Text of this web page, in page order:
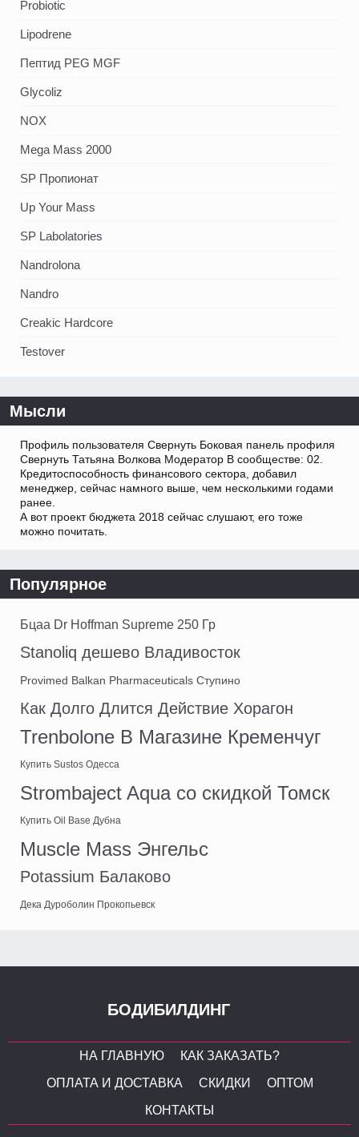
Probiotic
Lipodrene
Пептид PEG MGF
Glycoliz
NOX
Mega Mass 2000
SP Пропионат
Up Your Mass
SP Labolatories
Nandrolona
Nandro
Creakic Hardcore
Testover
Мысли
Профиль пользователя Свернуть Боковая панель профиля
Свернуть Татьяна Волкова Модератор В сообществе: 02.
Кредитоспособность финансового сектора, добавил
менеджер, сейчас намного выше, чем несколькими годами
ранее.
А вот проект бюджета 2018 сейчас слушают, его тоже
можно почитать.
Популярное
Бцаа Dr Hoffman Supreme 250 Гр
Stanoliq дешево Владивосток
Provimed Balkan Pharmaceuticals Ступино
Как Долго Длится Действие Хорагон
Trenbolone В Магазине Кременчуг
Купить Sustos Одесса
Strombaject Aqua со скидкой Томск
Купить Oil Base Дубна
Muscle Mass Энгельс
Potassium Балаково
Дека Дуроболин Прокопьевск
БОДИБИЛДИНГ
НА ГЛАВНУЮ
КАК ЗАКАЗАТЬ?
ОПЛАТА И ДОСТАВКА
СКИДКИ
ОПТОМ
КОНТАКТЫ